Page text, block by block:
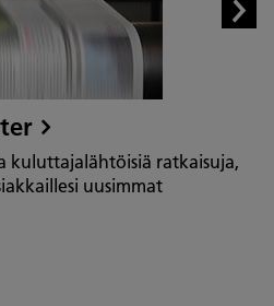
kuluttajalähtöisiä ratkaisuja,
uusimmat